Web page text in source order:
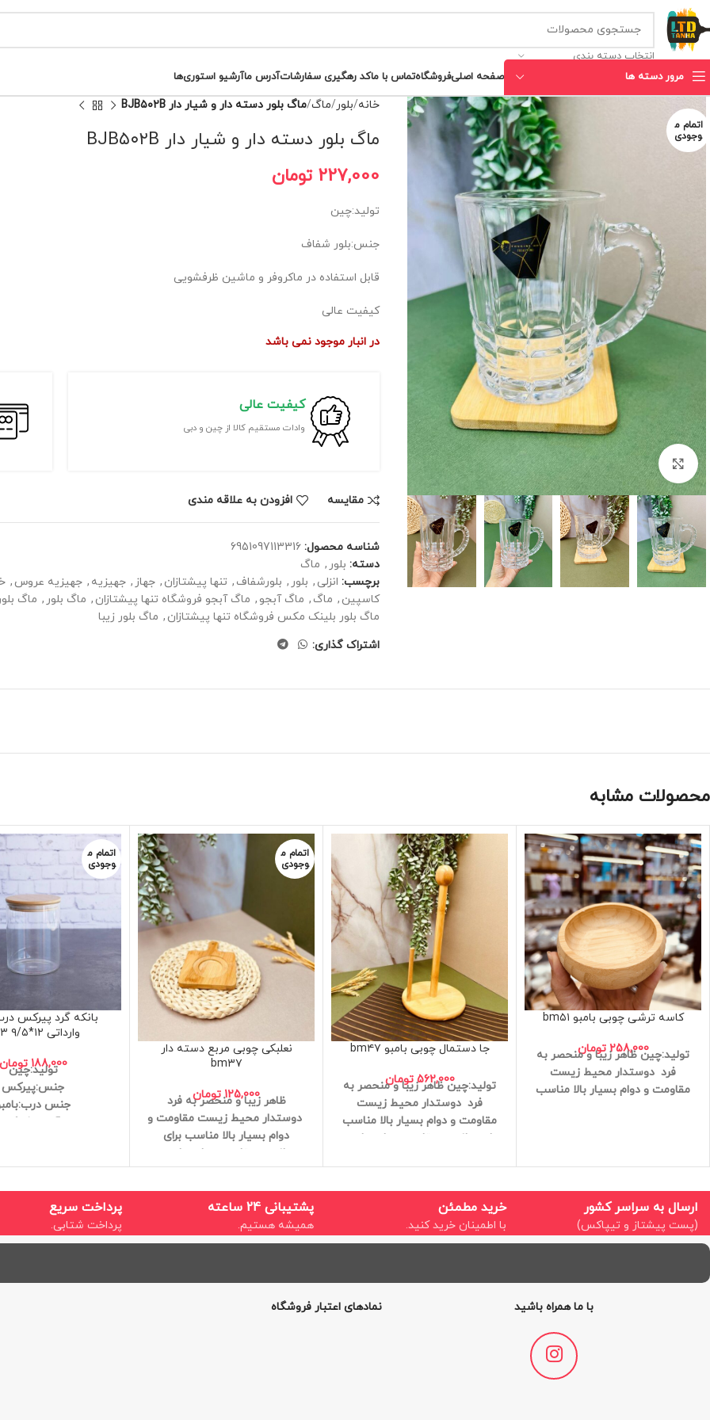
انتخاب دسته بندی
مرور دسته ها صفحه اصلیفروشگاهتماس با ماکد رهگیری سفارشاتآدرس ماآرشیو استوری‌ها
اتمام م
وجودی
برای بزرگنمایی کلیک کنید
خانه بلور ماگ ماگ بلور دسته دار و شیار دار BJB۵۰۲B
ماگ بلور دسته دار و شیار دار BJB۵۰۲B
227,000 تومان
تولید:چین
جنس:بلور شفاف
قابل استفاده در ماکروفر و ماشین ظرفشویی
کیفیت عالی
در انبار موجود نمی باشد
کیفیت عالی
وادات مستقیم کالا از چین و دبی
مقايسه افزودن به علاقه مندی
شناسه محصول:6951097113316
دسته: بلور , ماگ
برچسب: انزلی , بلور , بلورشفاف , تنها پیشتازان , جهاز , جهیزیه , جهیزیه عروس ,
کاسپین , ماگ , ماگ آبجو , ماگ آبجو فروشگاه تنها پیشتازان , ماگ بلور , ماگ
ماگ بلور بلینک مکس فروشگاه تنها پیشتازان , ماگ بلور زیبا
اشتراک گذاری:
محصولات مشابه
کاسه ترشی چوبی بامبو bm۵۱
258,000 تومان تولید:چین ظاهر زیبا و منحصر به
فرد دوستدار محیط زیست
مقاومت و دوام بسیار بالا مناسب
جا دستمال چوبی بامبو bm۴۷
562,000 تومان تولید:چین ظاهر زیبا و منحصر به
فرد دوستدار محیط زیست
مقاومت و دوام بسیار بالا مناسب
برای سلامتی
مقاوم در برابر رطوبت
اتمام م
وجودی
نعلبکی چوبی مربع دسته دار
bm۳۷
125,000 تومان
ظاهر زیبا و منحصر به فرد
دوستدار محیط زیست مقاومت و
دوام بسیار بالا مناسب برای
سلامتی
مقاوم در برابر رطوبت
آنتی باکتریال وزن سبک کیفیت
عالی ارتفاع همراه با دسته:14
طول:10
اتمام م
وجودی
بانکه گرد پیرکس
وارداتی RN۳ ۹/۵*۱۲
188,000 تومان
تولید:چین
جنس:پیرکس
جنس
آنتی شوک
ارسال به سراسر کشور
(پست پیشتاز و تیپاکس)
خرید مطمئن
با اطمینان خرید کنید.
پشتیبانی 24 ساعته
همیشه هستیم.
پرداخت سریع
پرداخت شتابی.
با ما همراه باشید نمادهای اعتبار فروشگاه